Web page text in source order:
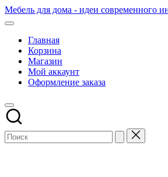
Перейти
к
Мебель для дома - идеи современного
Главная
Корзина
Магазин
Мой аккаунт
Оформление заказа